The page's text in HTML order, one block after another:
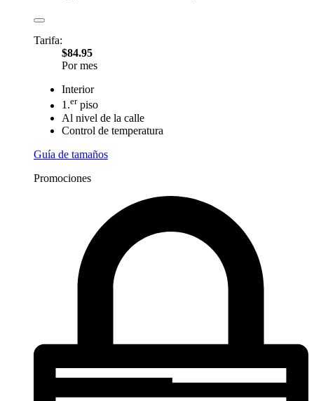
Tarifa:
$84.95
Por mes
Interior
1.erpiso
Al nivel de la calle
Control de temperatura
Guía de tamaños
Promociones